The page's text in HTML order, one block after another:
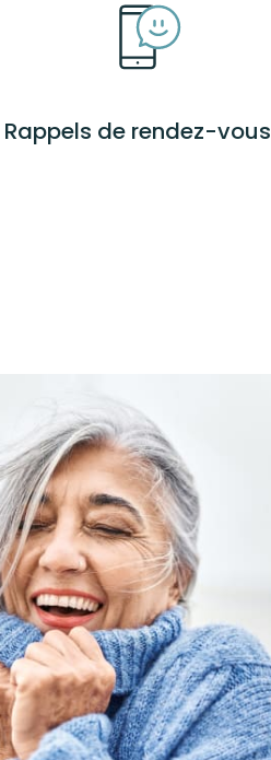
Rappels de rendez-vous